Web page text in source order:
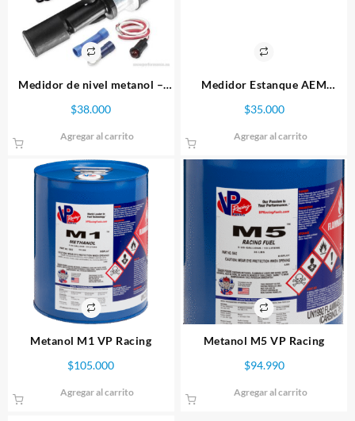
Medidor de nivel metanol –
$38.000
Agregar al carrito
Medidor Estanque AEM
$35.000
Agregar al carrito
Metanol M1 VP Racing
$105.000
Agregar al carrito
Metanol M5 VP Racing
$94.990
Agregar al carrito